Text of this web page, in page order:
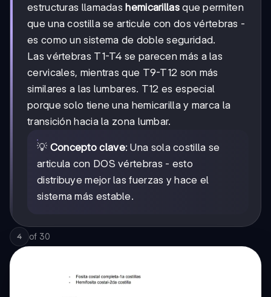
estructuras llamadas hemicarillasque permiten
que una costilla se articule con dos vértebras -
es como un sistema de doble seguridad.
Las vértebras T1-T4 se parecen más a las
cervicales, mientras que T9-T12 son más
similares a las lumbares. T12 es especial
porque solo tiene una hemicarilla y marca la
transición hacia la zona lumbar.
💡 Concepto clave: Una sola costilla se
articula con DOS vértebras - esto
distribuye mejor las fuerzas y hace el
sistema más estable.
4 of 30